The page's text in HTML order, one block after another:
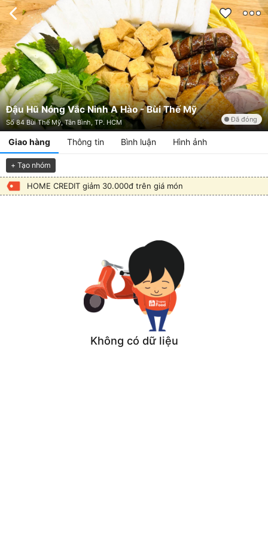
Đậu Hũ Nóng Vắc Ninh A Hào - Bùi Thế Mỹ
Số 84 Bùi Thế Mỹ, Tân Bình, TP. HCM Đã đóng
Giao hàng Thông tin Bình luận Hình ảnh
+ Tạo nhóm
HOME CREDIT giảm 30.000đ trên giá món
Không có dữ liệu